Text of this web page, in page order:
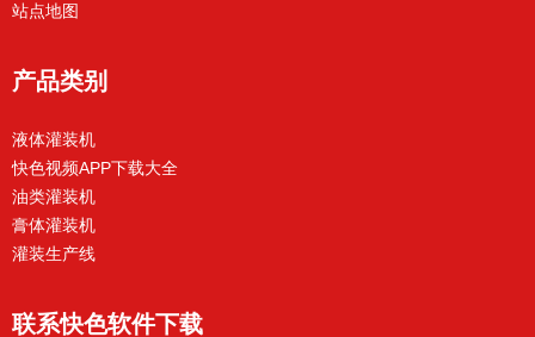
站点地图
产品类别
液体灌装机
快色视频APP下载大全
油类灌装机
膏体灌装机
灌装生产线
联系快色软件下载